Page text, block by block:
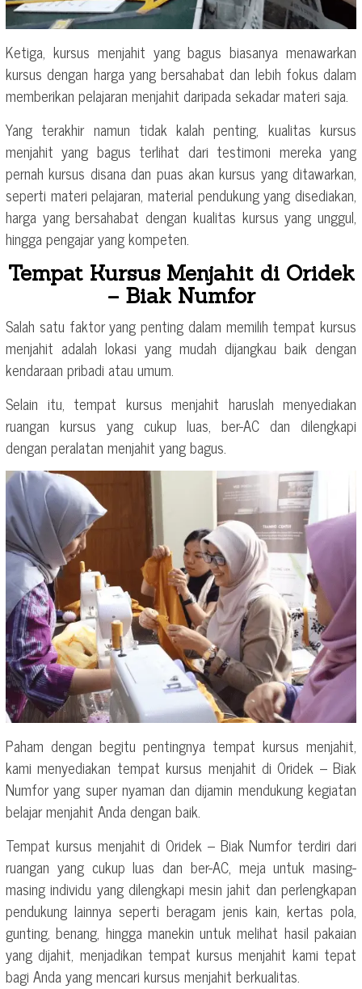
Ketiga, kursus menjahit yang bagus biasanya menawarkan
kursus dengan harga yang bersahabat dan lebih fokus dalam
memberikan pelajaran menjahit daripada sekadar materi saja.
Yang terakhir namun tidak kalah penting, kualitas kursus
menjahit yang bagus terlihat dari testimoni mereka yang
pernah kursus disana dan puas akan kursus yang ditawarkan,
seperti materi pelajaran, material pendukung yang disediakan,
harga yang bersahabat dengan kualitas kursus yang unggul,
hingga pengajar yang kompeten.
Tempat Kursus Menjahit di Oridek
– Biak Numfor
Salah satu faktor yang penting dalam memilih tempat kursus
menjahit adalah lokasi yang mudah dijangkau baik dengan
kendaraan pribadi atau umum.
Selain itu, tempat kursus menjahit haruslah menyediakan
ruangan kursus yang cukup luas, ber-AC dan dilengkapi
dengan peralatan menjahit yang bagus.
Paham dengan begitu pentingnya tempat kursus menjahit,
kami menyediakan tempat kursus menjahit di Oridek – Biak
Numfor yang super nyaman dan dijamin mendukung kegiatan
belajar menjahit Anda dengan baik.
Tempat kursus menjahit di Oridek – Biak Numfor terdiri dari
ruangan yang cukup luas dan ber-AC, meja untuk masing-
masing individu yang dilengkapi mesin jahit dan perlengkapan
pendukung lainnya seperti beragam jenis kain, kertas pola,
gunting, benang, hingga manekin untuk melihat hasil pakaian
yang dijahit, menjadikan tempat kursus menjahit kami tepat
bagi Anda yang mencari kursus menjahit berkualitas.